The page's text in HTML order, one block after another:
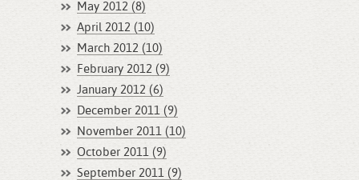
May 2012 (8)
April 2012 (10)
March 2012 (10)
February 2012 (9)
January 2012 (6)
December 2011 (9)
November 2011 (10)
October 2011 (9)
September 2011 (9)